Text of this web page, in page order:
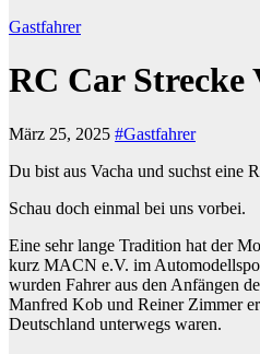
Gastfahrer
RC Car Strecke
März 25, 2025 #Gastfahrer
Du bist aus Vacha und suchst eine
Schau doch einmal bei uns vorbei.
Eine sehr lange Tradition hat der
kurz MACN e.V. im
wurden Fahrer aus den Anfängen
Manfred Kob und Reiner Zimmer
Deutschland unterwegs waren.